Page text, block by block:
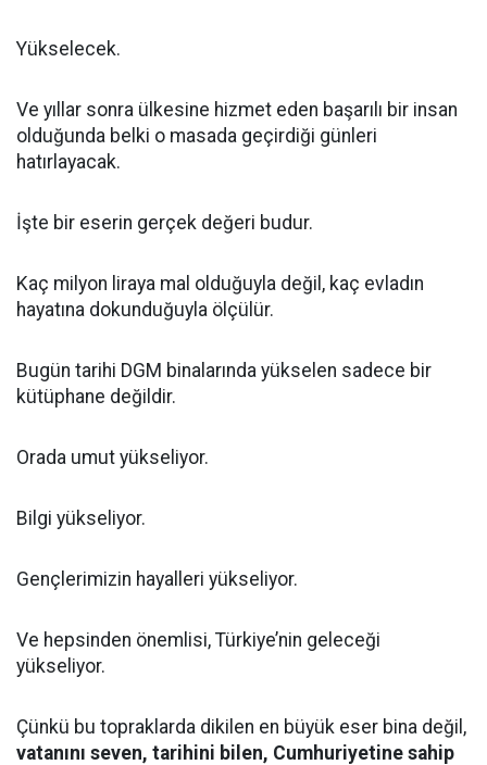
Yükselecek.
Ve yıllar sonra ülkesine hizmet eden başarılı bir insan
olduğunda belki o masada geçirdiği günleri
hatırlayacak.
İşte bir eserin gerçek değeri budur.
Kaç milyon liraya mal olduğuyla değil, kaç evladın
hayatına dokunduğuyla ölçülür.
Bugün tarihi DGM binalarında yükselen sadece bir
kütüphane değildir.
Orada umut yükseliyor.
Bilgi yükseliyor.
Gençlerimizin hayalleri yükseliyor.
Ve hepsinden önemlisi, Türkiye’nin geleceği
yükseliyor.
Çünkü bu topraklarda dikilen en büyük eser bina değil,
vatanını seven, tarihini bilen, Cumhuriyetine sahip